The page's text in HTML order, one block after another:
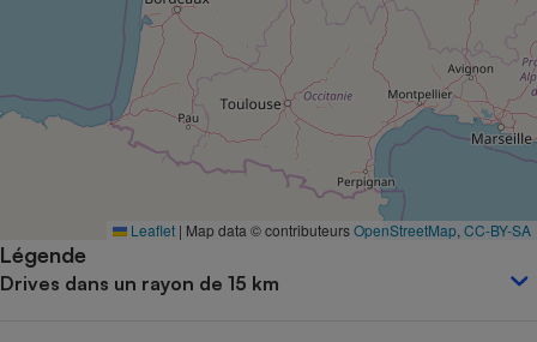
Leaflet | Map data © contributeursOpenStreetMap CC-BY-SA
Légende
Drives dans un rayon de 15 km
Complément
alimentaire
Assurance emprunteur
Banque
Petit électroménager -
Matelas
Mutuelle